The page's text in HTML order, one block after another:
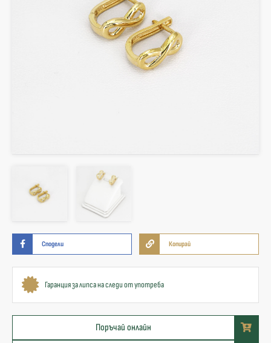
Сподели Копирай
Гаранция за липса на следи от употреба
Поръчай онлайн